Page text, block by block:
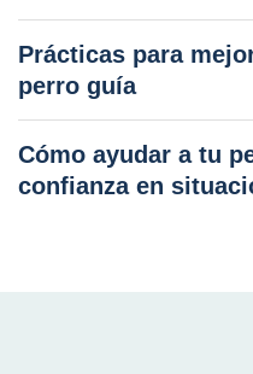
Prácticas para
perro guía
Cómo ayudar a tu
confianza en